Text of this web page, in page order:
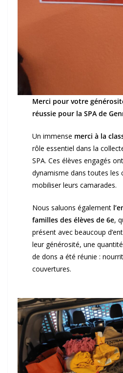
Merci pour votre
réussie pour la SPA de
Un immense merci à la
rôle essentiel dans la
SPA. Ces élèves engagés
dynamisme dans toutes les
mobiliser leurs camarades.
Nous saluons également
familles des élèves de 6e,
présent avec beaucoup
leur générosité, une
de dons a été réunie :
couvertures.